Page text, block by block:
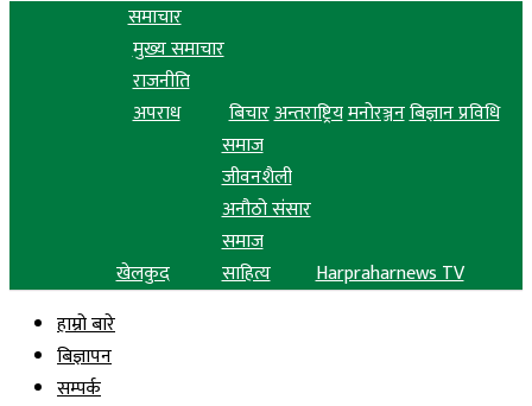
समाचार
मुख्य समाचार
राजनीति
अपराध
बिचारअन्तराष्ट्रियमनोरञ्जनबिज्ञान प्रविधि
खेलकुद
समाज
जीवनशैली
अनौठो संसार
समाज
साहित्य
Harpraharnews TV
हाम्रो बारे
बिज्ञापन
सम्पर्क